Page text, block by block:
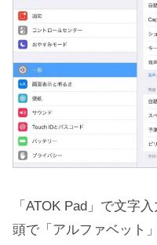
「ATOK Pad」で文字
頭で「アルファベット